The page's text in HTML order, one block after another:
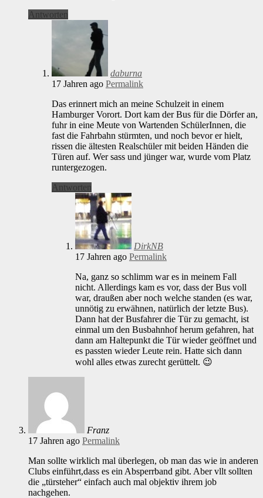
Antworten
daburna
17 Jahren ago Permalink
Das erinnert mich an meine Schulzeit in einem
Hamburger Vorort. Dort kam der Bus für die Dörfer an,
fuhr in eine Meute von Wartenden SchülerInnen, die
fast die Fahrbahn stürmten, und noch bevor er hielt,
rissen die ältesten Realschüler mit beiden Händen die
Türen auf. Wer sass und jünger war, wurde vom Platz
runtergezogen.
Antworten
DirkNB
17 Jahren ago Permalink
Na, ganz so schlimm war es in meinem Fall
nicht. Allerdings kam es vor, dass der Bus voll
war, draußen aber noch welche standen (es war,
unnötig zu erwähnen, natürlich der letzte Bus).
Dann hat der Busfahrer die Tür zu gemacht, ist
einmal um den Busbahnhof herum gefahren, hat
dann am Haltepunkt die Tür wieder geöffnet und
es passten wieder Leute rein. Hatte sich dann
wohl alles etwas zurecht gerüttelt. 😉
Franz
17 Jahren ago Permalink
Man sollte wirklich mal überlegen, ob man das wie in anderen
Clubs einführt,dass es ein Absperrband gibt. Aber vllt sollten
die „türsteher“ einfach auch mal objektiv ihrem job
nachgehen.